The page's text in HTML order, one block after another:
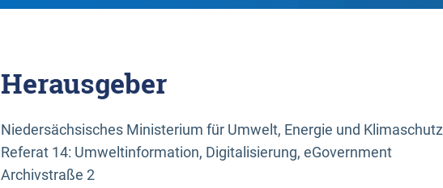
Herausgeber
Niedersächsisches Ministerium für Umwelt, Energie und Klimaschutz
Referat 14: Umweltinformation, Digitalisierung, eGovernment
Archivstraße 2